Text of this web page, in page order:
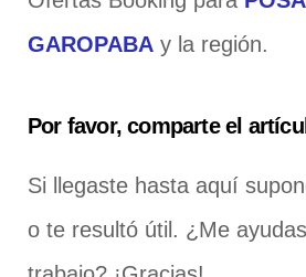
GAROPABA y la región.
Por favor, comparte el
Si llegaste hasta aquí
o te resultó útil. ¿Me